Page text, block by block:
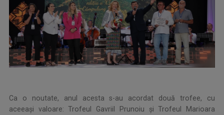
Ca o noutate, anul acesta s-au acordat două trofee, cu
aceeași valoare: Trofeul Gavriil Prunoiu și Trofeul Marioara